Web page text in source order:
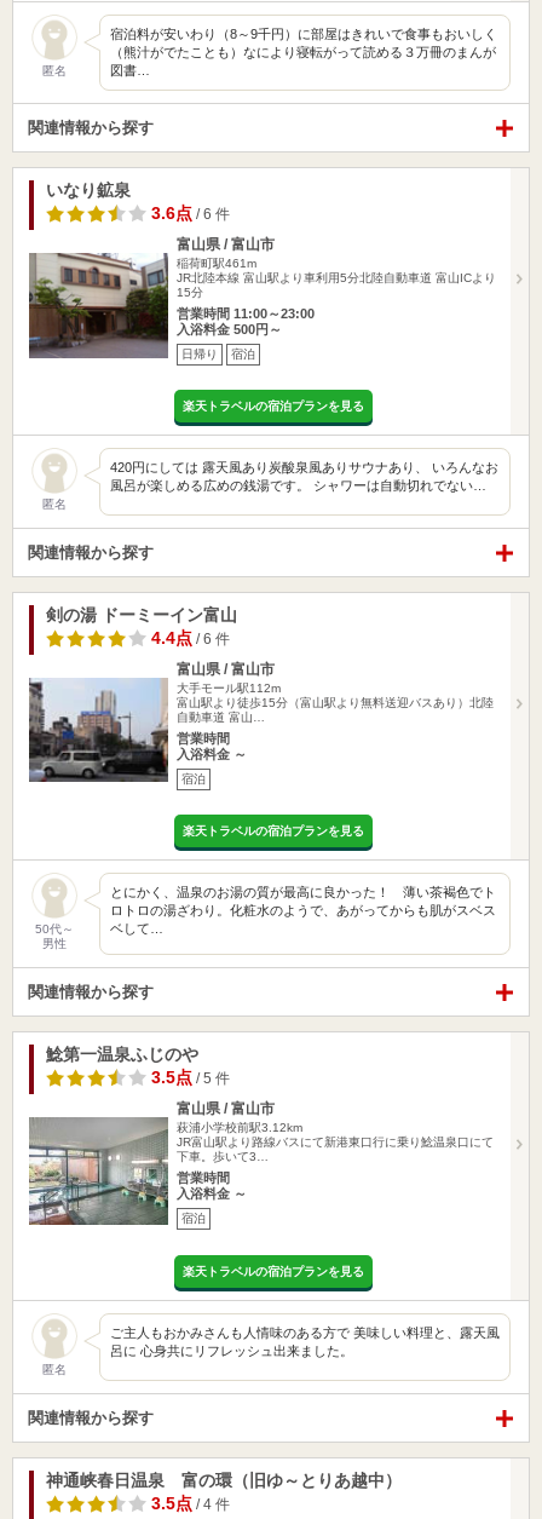
匿名
宿泊料が安いわり（8～9千円）に部屋はきれいで食事もおいしく
（熊汁がでたことも）なにより寝転がって読める３万冊のまんが
図書…
関連情報から探す
いなり鉱泉
3.6点 / 6 件
富山県 / 富山市
稲荷町駅461m
JR北陸本線 富山駅より車利用5分北陸自動車道 富山ICより
15分
営業時間 11:00～23:00
入浴料金 500円～
日帰り 宿泊
楽天トラベルの宿泊プランを見る
匿名
420円にしては 露天風あり炭酸泉風ありサウナあり、 いろんなお
風呂が楽しめる広めの銭湯です。 シャワーは自動切れでない…
関連情報から探す
剣の湯 ドーミーイン富山
4.4点 / 6 件
富山県 / 富山市
大手モール駅112m
富山駅より徒歩15分（富山駅より無料送迎バスあり）北陸
自動車道 富山…
営業時間
入浴料金 ～
宿泊
楽天トラベルの宿泊プランを見る
50代～
男性
とにかく、温泉のお湯の質が最高に良かった！ 薄い茶褐色でト
ロトロの湯ざわり。化粧水のようで、あがってからも肌がスベス
ベして…
関連情報から探す
鯰第一温泉ふじのや
3.5点 / 5 件
富山県 / 富山市
萩浦小学校前駅3.12km
JR富山駅より路線バスにて新港東口行に乗り鯰温泉口にて
下車。歩いて3…
営業時間
入浴料金 ～
宿泊
楽天トラベルの宿泊プランを見る
匿名
ご主人もおかみさんも人情味のある方で 美味しい料理と、露天風
呂に 心身共にリフレッシュ出来ました。
関連情報から探す
神通峡春日温泉 富の環（旧ゆ～とりあ越中）
3.5点 / 4 件